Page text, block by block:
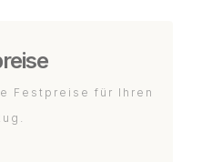
Festpreise für Ihren